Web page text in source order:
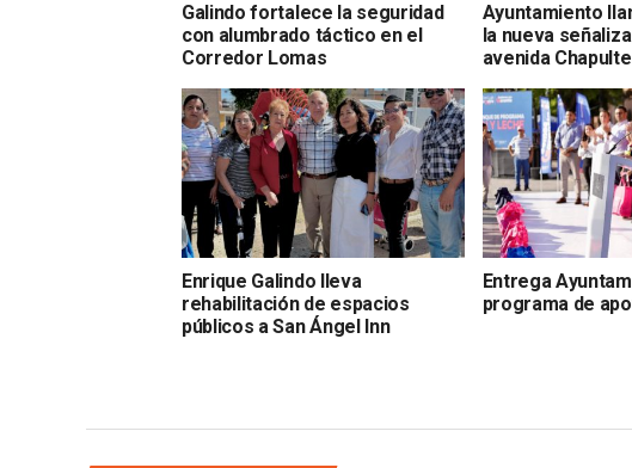
Galindo fortalece la seguridad
con alumbrado táctico en el
Corredor Lomas
Ayuntamiento
la nueva
avenida
Enrique Galindo lleva
rehabilitación de espacios
públicos a San Ángel Inn
Entrega
programa de